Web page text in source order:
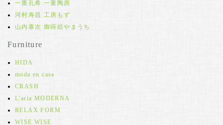
一重孔希 一重陶房
河村寿昌 工房もず
山内泰次 御蒔絵やまうち
Furniture
HIDA
moda en casa
CRASH
L'aria MODERNA
RELAX FORM
WISE WISE